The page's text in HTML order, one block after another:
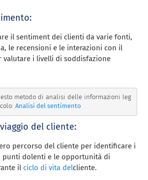
il sentiment dei clienti da varie fonti,
le recensioni e le interazioni con il
valutare i livelli di soddisfazione
metodo di analisi delle informazioni leg
Analisi del sentimento
del cliente:
percorso del cliente per identificare i
dolenti e le opportunità di
il ciclo di vita delcliente.